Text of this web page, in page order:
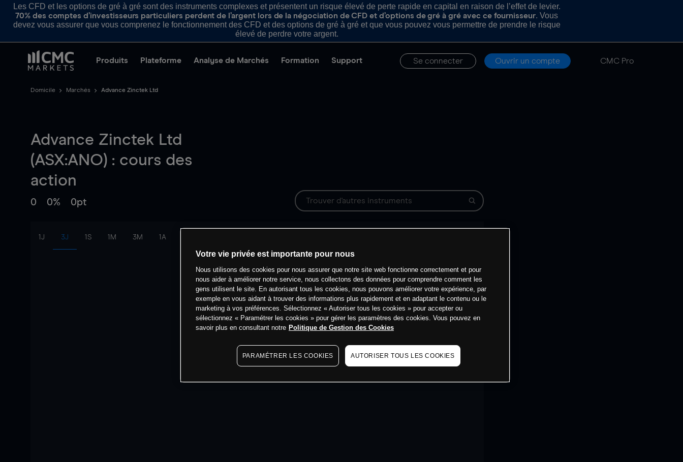
Les CFD et les options de gré à gré sont des instruments complexes et présentent un risque élevé de perte rapide en capital en raison de l’effet de levier.
70% des comptes d’investisseurs particuliers perdent de l’argent lors de la négociation de CFD et d’options de gré à gré avec ce fournisseur. Vous
devez vous assurer que vous comprenez le fonctionnement des CFD et des options de gré à gré et que vous pouvez vous permettre de prendre le risque
élevé de perdre votre argent.
Produits Plateforme Analyse de Marchés Formation Support Se connecter Ouvrir un compte CMC Pro
Domicile Marchés Advance Zinctek Ltd
Advance Zinctek Ltd
(ASX:ANO) : cours des
action
0 0% 0pt
1J 3J 1S 1M 3M 1A
Votre vie privée est importante pour nous
Nous utilisons des cookies pour nous assurer que notre site web fonctionne correctement et pour
nous aider à améliorer notre service, nous collectons des données pour comprendre comment les
gens utilisent le site. En autorisant tous les cookies, nous pouvons améliorer votre expérience, par
exemple en vous aidant à trouver des informations plus rapidement et en adaptant le contenu ou le
marketing à vos préférences. Sélectionnez « Autoriser tous les cookies » pour accepter ou
sélectionnez « Paramétrer les cookies » pour gérer les paramètres des cookies. Vous pouvez en
savoir plus en consultant notre Politique de Gestion des Cookies
PARAMÉTRER LES COOKIES AUTORISER TOUS LES COOKIES